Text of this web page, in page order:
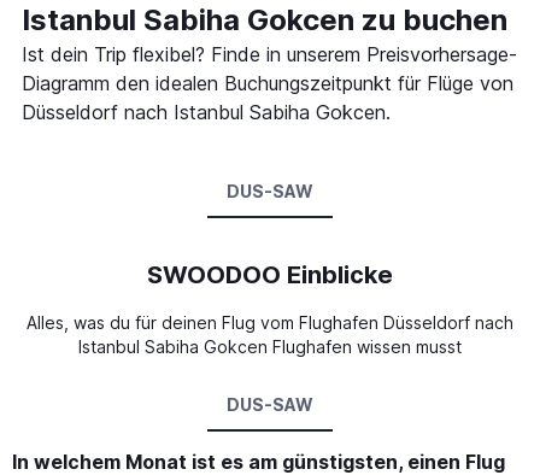
Istanbul Sabiha Gokcen zu buchen
Ist dein Trip flexibel? Finde in unserem Preisvorhersage-
Diagramm den idealen Buchungszeitpunkt für Flüge von
Düsseldorf nach Istanbul Sabiha Gokcen.
DUS-SAW
SWOODOO Einblicke
Alles, was du für deinen Flug vom Flughafen Düsseldorf nach
Istanbul Sabiha Gokcen Flughafen wissen musst
DUS-SAW
In welchem Monat ist es am günstigsten, einen Flug